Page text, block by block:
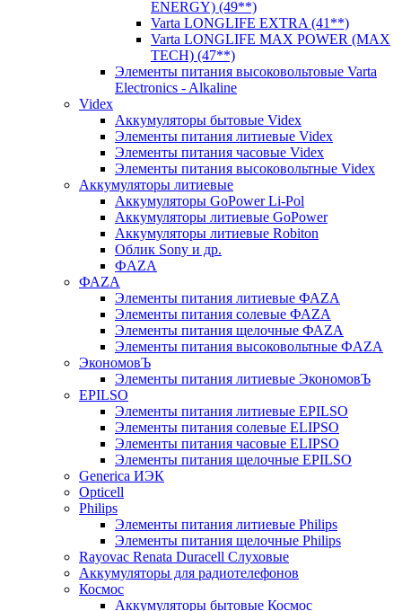
ENERGY) (49**)
Varta LONGLIFE EXTRA (41**)
Varta LONGLIFE MAX POWER (MAX
TECH) (47**)
Элементы питания высоковольтовые Varta
Electronics - Alkaline
Videx
Аккумуляторы бытовые Videx
Элементы питания литиевые Videx
Элементы питания часовые Videx
Элементы питания высоковольтные Videx
Аккумуляторы литиевые
Аккумуляторы GoPower Li-Pol
Аккумуляторы литиевые GoPower
Аккумуляторы литиевые Robiton
Облик Sony и др.
ФAZA
ФАZA
Элементы питания литиевые ФАZА
Элементы питания солевые ФАZА
Элементы питания щелочные ФАZА
Элементы питания высоковольтные ФAZA
ЭкономовЪ
Элементы питания литиевые ЭкономовЪ
EPILSO
Элементы питания литиевые EPILSO
Элементы питания солевые ELIPSO
Элементы питания часовые ELIPSO
Элементы питания щелочные EPILSO
Generica ИЭК
Opticell
Philips
Элементы питания литиевые Philips
Элементы питания щелочные Philips
Rayovac Renata Duracell Слуховые
Аккумуляторы для радиотелефонов
Космос
Аккумуляторы бытовые Космос